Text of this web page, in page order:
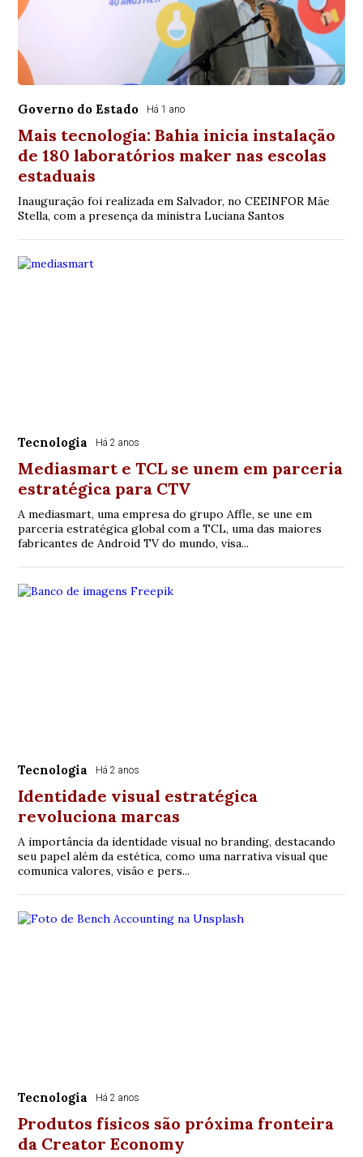
Governo do Estado Há 1 ano
Mais tecnologia: Bahia inicia instalação
de 180 laboratórios maker nas escolas
estaduais
Inauguração foi realizada em Salvador, no CEEINFOR Mãe
Stella, com a presença da ministra Luciana Santos
Tecnologia Há 2 anos
Mediasmart e TCL se unem em parceria
estratégica para CTV
A mediasmart, uma empresa do grupo Affle, se une em
parceria estratégica global com a TCL, uma das maiores
fabricantes de Android TV do mundo, visa...
Tecnologia Há 2 anos
Identidade visual estratégica
revoluciona marcas
A importância da identidade visual no branding, destacando
seu papel além da estética, como uma narrativa visual que
comunica valores, visão e pers...
Tecnologia Há 2 anos
Produtos físicos são próxima fronteira
da Creator Economy